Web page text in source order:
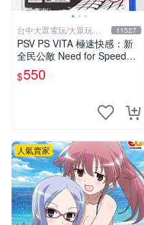
台中大眾電玩/大眾玩具
店
11527
PSV PS VITA 極速快感：新
全民公敵 Need for Speed
(英文版)**(二手商品)【台中
大眾電玩】
$550
人氣賣家